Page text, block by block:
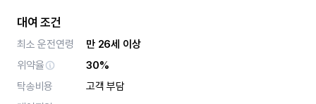
대여 조건
최소 운전연령
만 26세 이상
위약율
30%
탁송비용
고객 부담